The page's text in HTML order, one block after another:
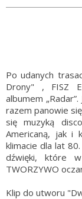
Po udanych
Drony" , FISZ
albumem
razem panowie
się muzyką
Americaną, jak i
klimacie dla lat
dźwięki, które w
TWORZYWO
Klip do utworu